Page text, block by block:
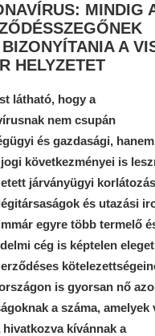
MINDIG
A
HELYZETET
látható, hogy a
nem csupán
és gazdasági, hanem
következményei is
járványügyi
és utazási
egyre több termelő
cég is képtelen eleget
is gyorsan nő
a száma, amelyek
hivatkozva kívánnak a